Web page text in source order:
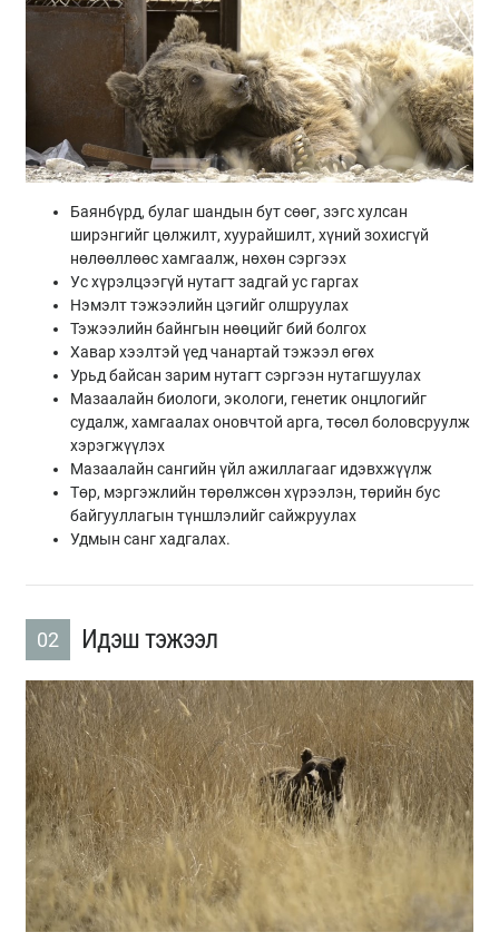
Баянбүрд, булаг шандын бут сөөг, зэгс хулсан
ширэнгийг цөлжилт, хуурайшилт, хүний зохисгүй
нөлөөллөөс хамгаалж, нөхөн сэргээх
Ус хүрэлцээгүй нутагт задгай ус гаргах
Нэмэлт тэжээлийн цэгийг олшруулах
Тэжээлийн байнгын нөөцийг бий болгох
Хавар хээлтэй үед чанартай тэжээл өгөх
Урьд байсан зарим нутагт сэргээн нутагшуулах
Мазаалайн биологи, экологи, генетик онцлогийг
судалж, хамгаалах оновчтой арга, төсөл боловсруулж
хэрэгжүүлэх
Мазаалайн сангийн үйл ажиллагааг идэвхжүүлж
Төр, мэргэжлийн төрөлжсөн хүрээлэн, төрийн бус
байгууллагын түншлэлийг сайжруулах
Удмын санг хадгалах.
02 Идэш тэжээл